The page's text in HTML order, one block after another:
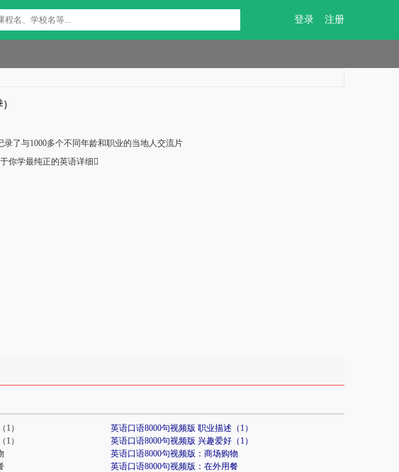
登录 注册
录了与1000多个不同年龄和职业的当地人交流片
你学最纯正的英语详细
1）
英语口语8000句视频版 职业描述（1）
1）
英语口语8000句视频版 兴趣爱好（1）
英语口语8000句视频版：商场购物
英语口语8000句视频版：在外用餐